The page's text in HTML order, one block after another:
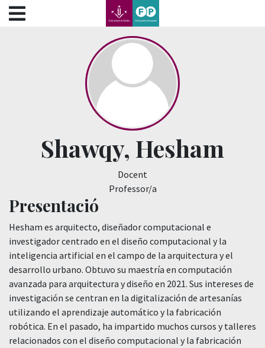
???label.access.jump.content???
???label.access.jump.header???
???label.access.jump.footer???
???label.access.jump.menu???
Shawqy, Hesham
Docent
Professor/a
Presentació
Hesham es arquitecto, diseñador computacional e
investigador centrado en el diseño computacional y la
inteligencia artificial en el campo de la arquitectura y el
desarrollo urbano. Obtuvo su maestría en computación
avanzada para arquitectura y diseño en 2021. Sus intereses de
investigación se centran en la digitalización de artesanías
utilizando el aprendizaje automático y la fabricación
robótica. En el pasado, ha impartido muchos cursos y talleres
relacionados con el diseño computacional y la fabricación